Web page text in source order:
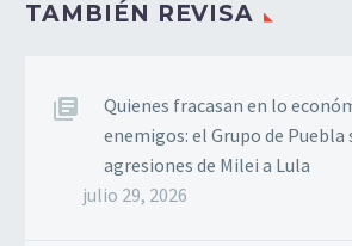
TAMBIÉN REVISA
Quienes fracasan en lo
enemigos: el Grupo de Puebla
agresiones de Milei a Lula
julio 29, 2026